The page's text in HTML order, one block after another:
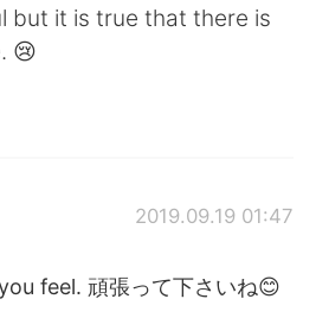
Tiếng Việt
but it is true that there is
😢
2019.09.19 01:47
feel. 頑張って下さいね😊